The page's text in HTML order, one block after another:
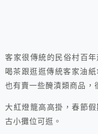
客家很傳統的民俗村百
喝茶跟逛逛傳統客家油
也有賣一些醃漬類商品，
大紅燈籠高高掛，春節
古小攤位可逛。